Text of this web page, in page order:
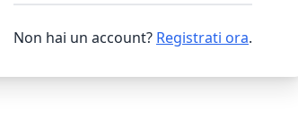
Non hai un account? Registrati ora.